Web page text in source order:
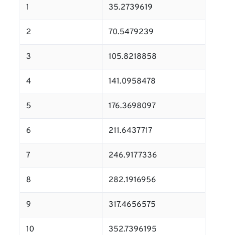
1 35.2739619
2 70.5479239
3 105.8218858
4 141.0958478
5 176.3698097
6 211.6437717
7 246.9177336
8 282.1916956
9 317.4656575
10 352.7396195